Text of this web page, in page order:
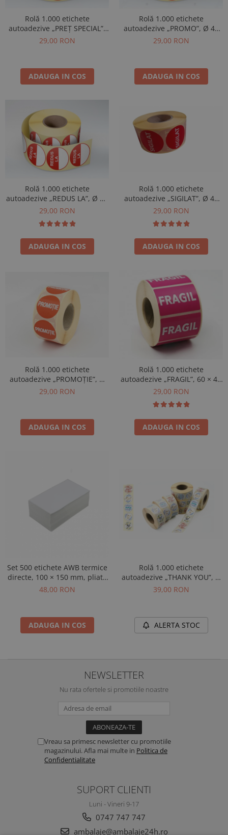
Rolă 1.000 etichete
autoadezive „PREȚ SPECIAL”,
Ø 40 mm
29,00 RON
ADAUGA IN COS
Rolă 1.000 etichete
autoadezive „PROMO”, Ø 40
mm
29,00 RON
ADAUGA IN COS
Rolă 1.000 etichete
autoadezive „REDUS LA”, Ø 40
mm
29,00 RON
ADAUGA IN COS
Rolă 1.000 etichete
autoadezive „SIGILAT”, Ø 40
mm
29,00 RON
ADAUGA IN COS
Rolă 1.000 etichete
autoadezive „PROMOȚIE”, Ø
40 mm
29,00 RON
ADAUGA IN COS
Rolă 1.000 etichete
autoadezive „FRAGIL”, 60 × 40
mm
29,00 RON
ADAUGA IN COS
Set 500 etichete AWB termice
directe, 100 × 150 mm, pliate
Z
48,00 RON
ADAUGA IN COS
Rolă 1.000 etichete
autoadezive „THANK YOU”, Ø
30 mm
39,00 RON
ALERTA STOC
NEWSLETTER
Nu rata ofertele si promotiile noastre
Vreau sa primesc newsletter cu promotiile
magazinului. Afla mai multe in Politica de
Confidentialitate
SUPORT CLIENTI
Luni - Vineri 9-17
0747 747 747
ambalaje@ambalaje24h.ro